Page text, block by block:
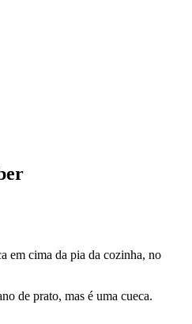
em cima da pia da cozinha, no
de prato, mas é uma cueca.